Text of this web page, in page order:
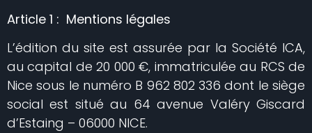
Article 1 : Mentions légales
L’édition du site est assurée par la Société ICA,
au capital de 20 000 €, immatriculée au RCS de
Nice sous le numéro B 962 802 336 dont le siège
social est situé au 64 avenue Valéry Giscard
d’Estaing – 06000 NICE.